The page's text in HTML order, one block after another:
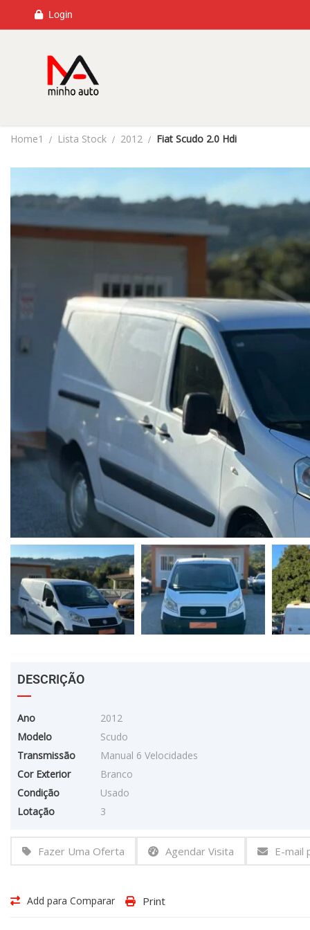
Login
Home1 Lista Stock 2012 Fiat Scudo 2.0 Hdi
DESCRIÇÃO
Ano 2012
Modelo
Scudo
Transmissão
Manual 6 Velocidades
Cor Exterior
Branco
Condição
Usado
Lotação
3
Fazer Uma Oferta Agendar Visita E-mail
Add para Comparar Print